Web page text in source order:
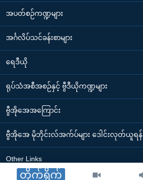
တိုက်ရိုက်
အပတ်စဉ်ကဏ္ဍများ
အင်္ဂလိပ်သင်ခန်းစာများ
ရေဒီယို
ရုပ်သံအစီအစဉ်နှင့် ဗွီဒီယိုကဏ္ဍများ
ဗွီအိုအေအကြောင်း
ဗွီအိုအေ မိုဘိုင်းလ်အက်ပ်များ ဒေါင်းလုတ်ယူရန်
Other Links